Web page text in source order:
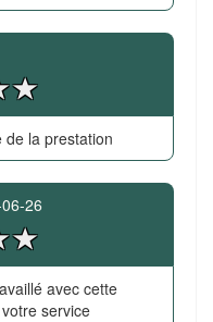
de la prestation
26
avec cette
service